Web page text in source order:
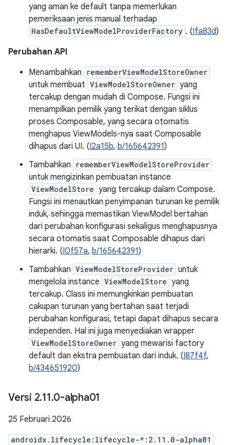
yang aman ke default tanpa memerlukan
pemeriksaan jenis manual terhadap
HasDefaultViewModelProviderFactory . (Ifa83d)
Perubahan API
Menambahkan
rememberViewModelStoreOwner
untuk membuat ViewModelStoreOwner yang
tercakup dengan mudah di Compose. Fungsi ini
menampilkan pemilik yang terikat dengan siklus
proses Composable, yang secara otomatis
menghapus ViewModels-nya saat Composable
dihapus dari UI. (I2a15b, b/165642391)
Tambahkan
rememberViewModelStoreProvider
untuk mengizinkan pembuatan instance
ViewModelStore yang tercakup dalam Compose.
Fungsi ini menautkan penyimpanan turunan ke pemilik
induk, sehingga memastikan ViewModel bertahan
dari perubahan konfigurasi sekaligus menghapusnya
secara otomatis saat Composable dihapus dari
hierarki. (I0f57a, b/165642391)
Tambahkan ViewModelStoreProvider untuk
mengelola instance ViewModelStore yang
tercakup. Class ini memungkinkan pembuatan
cakupan turunan yang bertahan saat terjadi
perubahan konfigurasi, tetapi dapat dihapus secara
independen. Hal ini juga menyediakan wrapper
ViewModelStoreOwner yang mewarisi factory
default dan ekstra pembuatan dari induk. (I87f4f,
b/434651920)
Versi 2.11.0-alpha01
25 Februari 2026
androidx.lifecycle:lifecycle-*:2.11.0-alpha01